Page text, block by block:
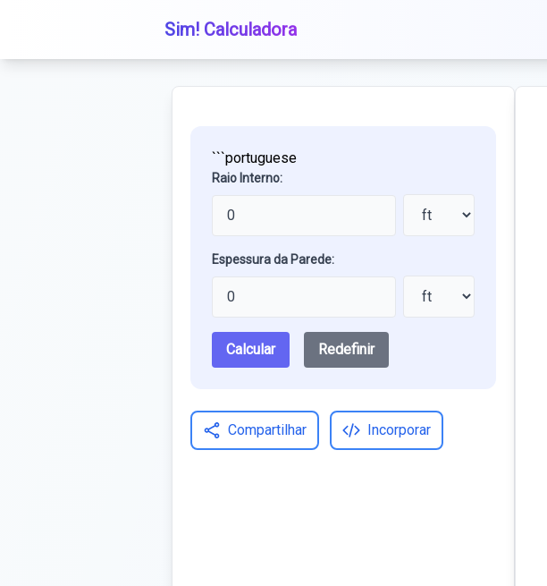
Sim! Calculadora
```portuguese
Raio Interno:
Espessura da Parede:
Calcular Redefinir
Compartilhar Incorporar